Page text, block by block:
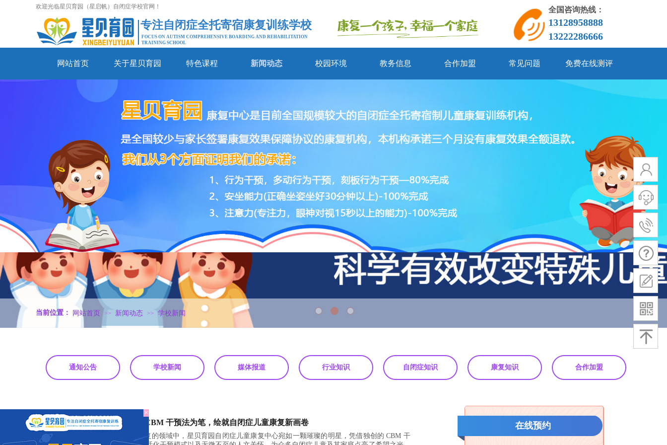
全国咨询热线：
13128958888
13222286666
欢迎光临星贝育园（星启帆）自闭症学校官网！
FOCUS ON AUTISM COMPREHENSIVE BOARDING AND REHABILITATION
TRAINING SCHOOL
网站首页 关于星贝育园 特色课程 新闻动态 校园环境 教务信息 合作加盟 常见问题 免费在线测评
专注自闭症全托寄宿康复训练学校
当前位置： 网站首页 >> 新闻动态 >> 学校新闻
通知公告 学校新闻 媒体报道 行业知识 自闭症知识 康复知识 合作加盟
在线预约
20
2025-07
星贝育园：以 CBM 干预法为笔，绘就自闭症儿童康复新画卷
在自闭症儿童康复的领域中，星贝育园自闭症儿童康复中心宛如一颗璀璨的明星，凭借独创的 CBM 干
×